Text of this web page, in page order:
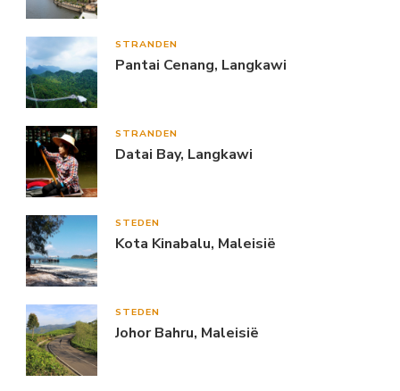
STRANDEN
Pantai Cenang, Langkawi
STRANDEN
Datai Bay, Langkawi
STEDEN
Kota Kinabalu, Maleisië
STEDEN
Johor Bahru, Maleisië